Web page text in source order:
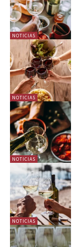
NOTICIAS
NOTICIAS
NOTICIAS
NOTICIAS